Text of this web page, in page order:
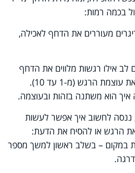
מעוררים את הדחף לאכילה,
לב אילו רגשות מלווים את הדחף
לאכול. אפשר גם לציין את עוצמת הרגש (מ-1 עד 10).
הוא משתנה בזהות ובעוצמה.
ננסה לחשוב איך אפשר לעשות
הרגש או להסיח את הדעת:
במקום – בשלב ראשון למשך מספר